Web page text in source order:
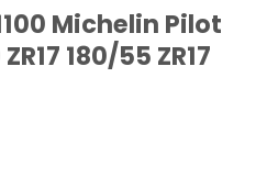
Michelin Pilot
180/55 ZR17